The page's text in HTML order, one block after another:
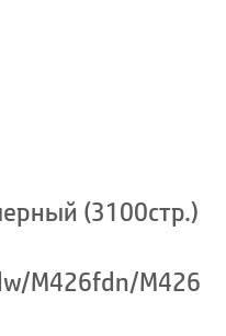
(3100стр.)
M426fdn/M426